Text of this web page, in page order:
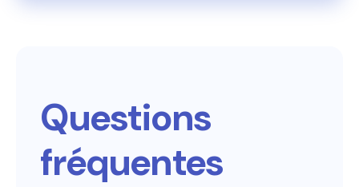
Questions
fréquentes